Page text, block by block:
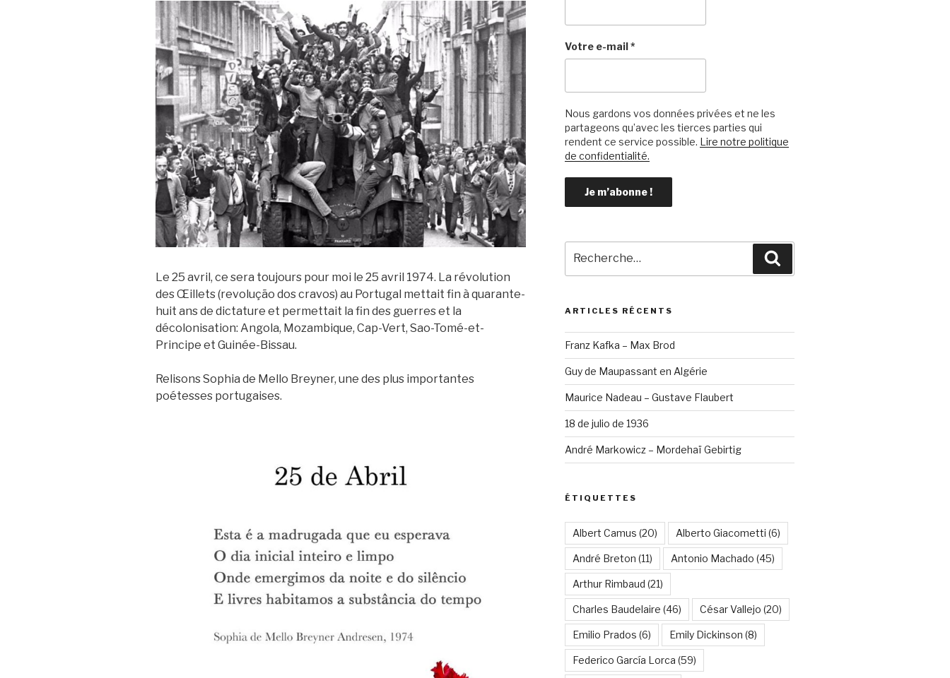
Le 25 avril, ce sera toujours pour moi le 25 avril 1974. La révolution
des Œillets (revolução dos cravos) au Portugal mettait fin à quarante-
huit ans de dictature et permettait la fin des guerres et la
décolonisation: Angola, Mozambique, Cap-Vert, Sao-Tomé-et-
Principe et Guinée-Bissau.
Relisons Sophia de Mello Breyner, une des plus importantes
poétesses portugaises.
Votre e-mail*
Nous gardons vos données privées et ne les
partageons qu’avec les tierces parties qui
rendent ce service possible. Lire notre politique
de confidentialité.
pour
:
ARTICLES RÉCENTS
Franz Kafka – Max Brod
Guy de Maupassant en Algérie
Maurice Nadeau – Gustave Flaubert
18 de julio de 1936
André Markowicz – Mordehaï Gebirtig
ÉTIQUETTES
Albert Camus (20) Alberto Giacometti (6)
André Breton (11) Antonio Machado (45)
Arthur Rimbaud (21)
Charles Baudelaire (46) César Vallejo (20)
Emilio Prados (6) Emily Dickinson (8)
Federico García Lorca (59)